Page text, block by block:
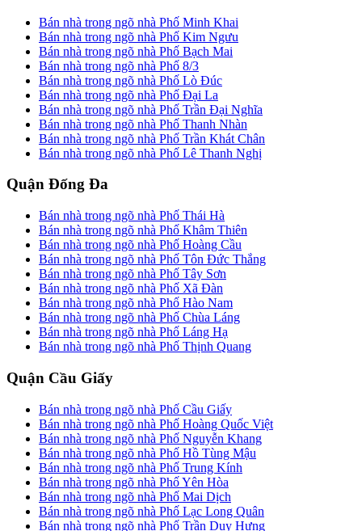
Bán nhà trong ngõ nhà Phố Minh Khai
Bán nhà trong ngõ nhà Phố Kim Ngưu
Bán nhà trong ngõ nhà Phố Bạch Mai
Bán nhà trong ngõ nhà Phố 8/3
Bán nhà trong ngõ nhà Phố Lò Đúc
Bán nhà trong ngõ nhà Phố Đại La
Bán nhà trong ngõ nhà Phố Trần Đại Nghĩa
Bán nhà trong ngõ nhà Phố Thanh Nhàn
Bán nhà trong ngõ nhà Phố Trần Khát Chân
Bán nhà trong ngõ nhà Phố Lê Thanh Nghị
Quận Đống Đa
Bán nhà trong ngõ nhà Phố Thái Hà
Bán nhà trong ngõ nhà Phố Khâm Thiên
Bán nhà trong ngõ nhà Phố Hoàng Cầu
Bán nhà trong ngõ nhà Phố Tôn Đức Thắng
Bán nhà trong ngõ nhà Phố Tây Sơn
Bán nhà trong ngõ nhà Phố Xã Đàn
Bán nhà trong ngõ nhà Phố Hào Nam
Bán nhà trong ngõ nhà Phố Chùa Láng
Bán nhà trong ngõ nhà Phố Láng Hạ
Bán nhà trong ngõ nhà Phố Thịnh Quang
Quận Cầu Giấy
Bán nhà trong ngõ nhà Phố Cầu Giấy
Bán nhà trong ngõ nhà Phố Hoàng Quốc Việt
Bán nhà trong ngõ nhà Phố Nguyễn Khang
Bán nhà trong ngõ nhà Phố Hồ Tùng Mậu
Bán nhà trong ngõ nhà Phố Trung Kính
Bán nhà trong ngõ nhà Phố Yên Hòa
Bán nhà trong ngõ nhà Phố Mai Dịch
Bán nhà trong ngõ nhà Phố Lạc Long Quân
Bán nhà trong ngõ nhà Phố Trần Duy Hưng